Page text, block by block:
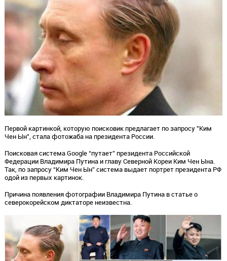
Первой картинкой, которую поисковик предлагает по запросу "Ким
Чен Ын", стала фотожаба на президента России.
Поисковая система Google “путает” президента Российской
Федерации Владимира Путина и главу Северной Кореи Ким Чен Ына.
Так, по запросу “Ким Чен Ын” система выдает портрет президента РФ
одой из первых картинок.
Причина появления фотографии Владимира Путина в статье о
северокорейском диктаторе неизвестна.